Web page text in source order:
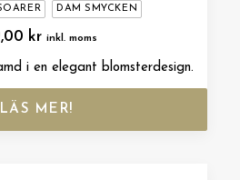
DAM SMYCKEN
kr inkl. moms
i en elegant blomsterdesign.
LÄS MER!